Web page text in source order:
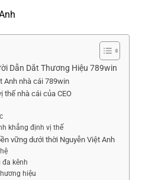
Dẫn Dắt Thương Hiệu 789win
Anh nhà cái 789win
thế nhà cái của CEO
khẳng định vị thế
vững dưới thời Nguyễn Việt Anh
đa kênh
hiệu